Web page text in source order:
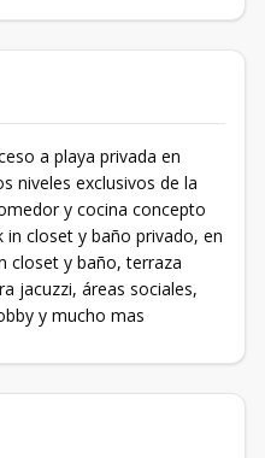
a playa privada en
niveles exclusivos de la
y cocina concepto
closet y baño privado, en
closet y baño, terraza
jacuzzi, áreas sociales,
y mucho mas